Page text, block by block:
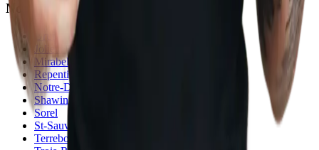
Nos Succursales
Drummondville
Joliette
Mirabel
Repentigny
Notre-Dame des Prairies
Shawinigan
Sorel
St-Sauveur
Terrebonne